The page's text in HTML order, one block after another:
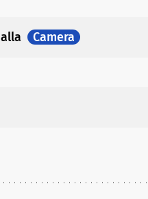
alla Camera